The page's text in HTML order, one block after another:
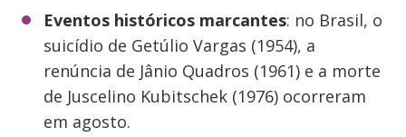
Eventos históricos marcantes: no Brasil, o
suicídio de Getúlio Vargas (1954), a
renúncia de Jânio Quadros (1961) e a morte
de Juscelino Kubitschek (1976) ocorreram
em agosto.